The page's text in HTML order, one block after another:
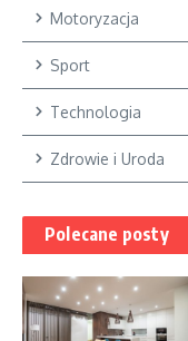
Motoryzacja
Sport
Technologia
Zdrowie i Uroda
Polecane posty